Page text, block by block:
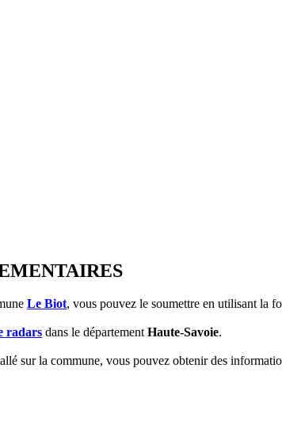
Le Biot, vous pouvez le soumettre en utilisant la
radars dans le départementHaute-Savoie.
sur la commune, vous pouvez obtenir des